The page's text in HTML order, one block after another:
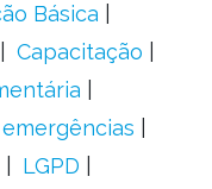
Básica
Capacitação
LGPD